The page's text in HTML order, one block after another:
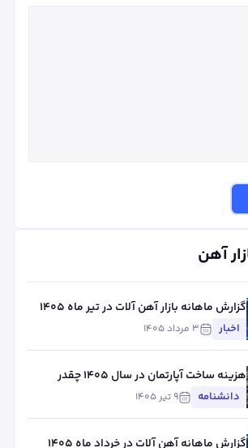
آهن
گزارش ماهانه بازار آهن آلات در تیر ماه ۱۴۰۵
اخبار ۳ مرداد ۱۴۰۵
هزینه ساخت آپارتمان در سال ۱۴۰۵ چقدر
است؟
دانشنامه ۹ تیر ۱۴۰۵
گزارش ماهانه آهن آلات در خرداد ماه ۱۴۰۵